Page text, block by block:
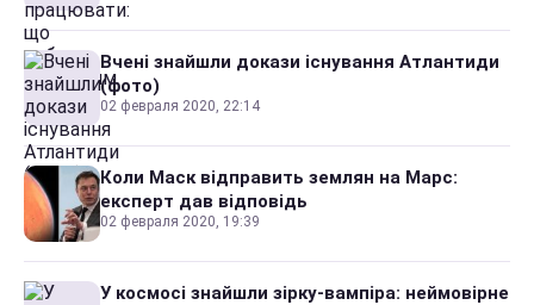
Вчені знайшли докази існування Атлантиди
(фото)
02 февраля 2020, 22:14
Коли Маск відправить землян на Марс:
експерт дав відповідь
02 февраля 2020, 19:39
У космосі знайшли зірку-вампіра: неймовірне